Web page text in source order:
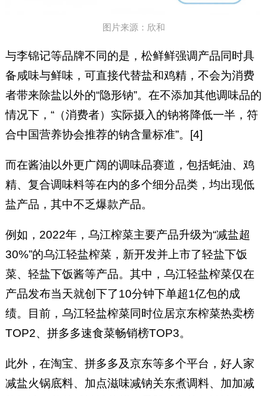
图片来源：欣和
与李锦记等品牌不同的是，松鲜鲜强调产品同时具
备咸味与鲜味，可直接代替盐和鸡精，不会为消费
者带来除盐以外的“隐形钠”。在不添加其他调味品的
情况下，“（消费者）实际摄入的钠将降低一半，符
合中国营养协会推荐的钠含量标准”。[4]
而在酱油以外更广阔的调味品赛道，包括蚝油、鸡
精、复合调味料等在内的多个细分品类，均出现低
盐产品，其中不乏爆款产品。
例如，2022年，乌江榨菜主要产品升级为“减盐超
30%”的乌江轻盐榨菜，新开发并上市了轻盐下饭
菜、轻盐下饭酱等产品。其中，乌江轻盐榨菜仅在
产品发布当天就创下了10分钟下单超1亿包的成
绩。目前，乌江轻盐榨菜同时位居京东榨菜热卖榜
TOP2、拼多多速食菜畅销榜TOP3。
此外，在淘宝、拼多多及京东等多个平台，好人家
减盐火锅底料、加点滋味减钠关东煮调料、加加减